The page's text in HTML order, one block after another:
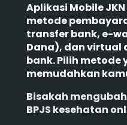
Aplikasi Mobile
metode
transfer bank, e-
Dana), dan virtual
bank. Pilih metode
memudahkan
Bisakah
BPJS kesehatan